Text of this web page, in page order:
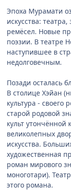
Эпоха Мурамати
искусства:
ремёсел. Новые
поэзии. В театре
наступившее в
недолговечным.
Позади осталась
В столице Хэйан
культура - своего
старой родовой
культ утончённой
великолепных
искусства.
художественная
роман мирового
моноготари).
этого романа.